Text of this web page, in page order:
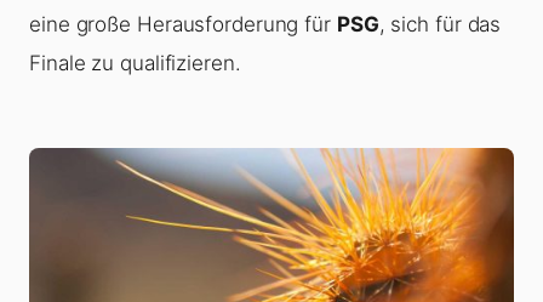
eine große Herausforderung für PSG, sich für das
Finale zu qualifizieren.